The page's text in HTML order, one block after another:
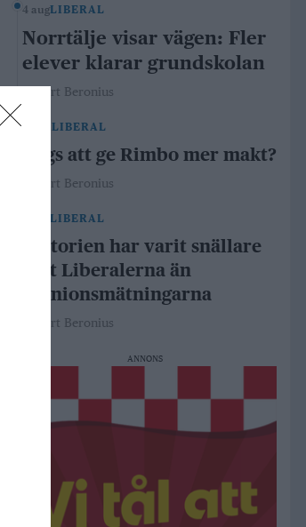
4 augLIBERAL
Norrtälje visar vägen: Fler
elever klarar grundskolan
Robert Beronius
29 julLIBERAL
Dags att ge Rimbo mer makt?
Robert Beronius
LIBERAL
Historien har varit snällare
mot Liberalerna än
opinionsmätningarna
Robert Beronius
ANNONS